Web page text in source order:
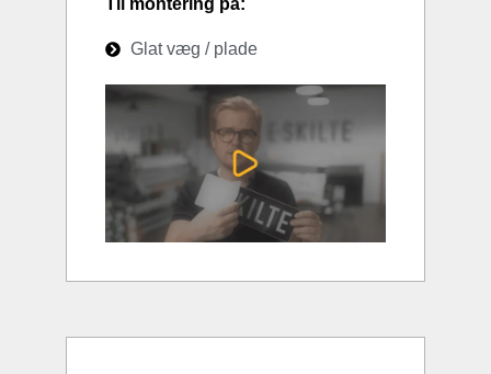
Til montering på:
Glat væg / plade